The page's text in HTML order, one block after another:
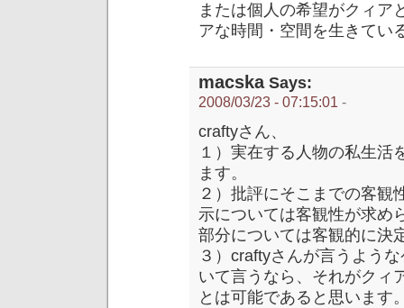
または個人の希望がクィア
アな時間・空間を生きてい
macskaSays:
2008/03/23 - 07:15:01 -
craftyさん、
１）実在する人物の私生活
ます。
２）批評にそこまでの客観
示については客観性が求め
部分については客観的に決
３）craftyさんが言うよう
いて言うなら、それがクィ
とは可能であると思います